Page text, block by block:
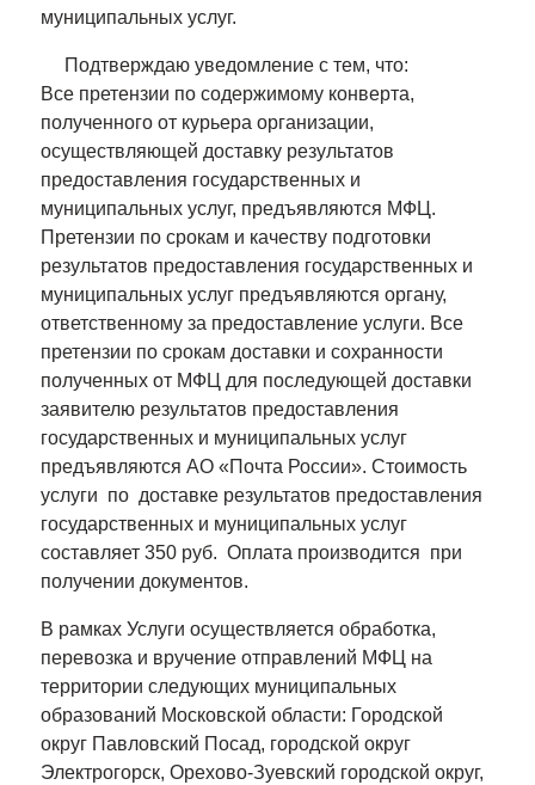
муниципальных услуг.
Подтверждаю уведомление с тем, что:
Все претензии по содержимому конверта,
полученного от курьера организации,
осуществляющей доставку результатов
предоставления государственных и
муниципальных услуг, предъявляются МФЦ.
Претензии по срокам и качеству подготовки
результатов предоставления государственных и
муниципальных услуг предъявляются органу,
ответственному за предоставление услуги. Все
претензии по срокам доставки и сохранности
полученных от МФЦ для последующей доставки
заявителю результатов предоставления
государственных и муниципальных услуг
предъявляются АО «Почта России». Стоимость
услуги по доставке результатов предоставления
государственных и муниципальных услуг
составляет 350 руб. Оплата производится при
получении документов.
В рамках Услуги осуществляется обработка,
перевозка и вручение отправлений МФЦ на
территории следующих муниципальных
образований Московской области: Городской
округ Павловский Посад, городской округ
Электрогорск, Орехово-Зуевский городской округ,